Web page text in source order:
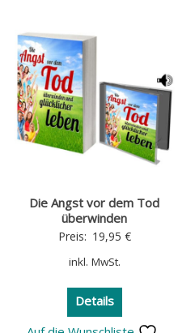
Die Angst vor dem Tod
überwinden
Preis: 19,95 €
inkl. MwSt.
Details